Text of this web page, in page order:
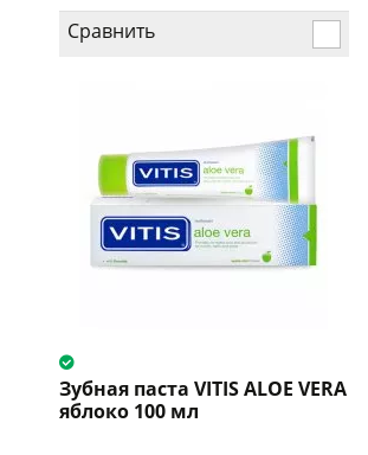
Сравнить
Зубная паста VITIS ALOE VERA
яблоко 100 мл